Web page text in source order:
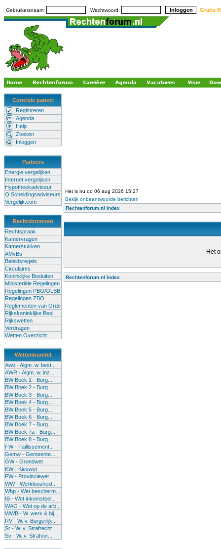
Gebruikersnaam: Wachtwoord: Gratis
Controle paneel
Registreren
Agenda
Help
Zoeken
Inloggen
Partners
Energie vergelijken
Internet vergelijken
Hypotheekadviseur
Q Scheidingsadviseurs
Vergelijk.com
Rechtsbronnen
Rechtspraak
Kamervragen
Kamerstukken
AMvBs
Beleidsregels
Circulaires
Koninklijke Besluiten
Ministeriële Regelingen
Regelingen PBO/OLBB
Regelingen ZBO
Reglementen van Orde
Rijkskoninklijke Besl.
Rijkswetten
Verdragen
Wetten Overzicht
Wettenbundel
Awb - Algm. w. best...
AWR - Algm. w. inz...
BW Boek 1 - Burg...
BW Boek 2 - Burg...
BW Boek 3 - Burg...
BW Boek 4 - Burg...
BW Boek 5 - Burg...
BW Boek 6 - Burg...
BW Boek 7 - Burg...
BW Boek 7a - Burg...
BW Boek 8 - Burg...
FW - Faillissement...
Gemw - Gemeente...
GW - Grondwet
KW - Kieswet
PW - Provinciewet
WW - Werkloosheid...
Wbp - Wet bescherm...
IB - Wet inkomstbel...
WAO - Wet op de arb..
WWB - W. werk & bij...
RV - W. v. Burgerlijk...
Sr - W. v. Strafrecht
Sv - W. v. Strafvor...
Het is nu do 06 aug 2026 15:27
Bekijk onbeantwoorde berichten
Rechtenforum.nl Index
Het
Rechtenforum.nl Index